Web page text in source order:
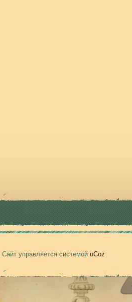
Сайт управляется системой uCoz